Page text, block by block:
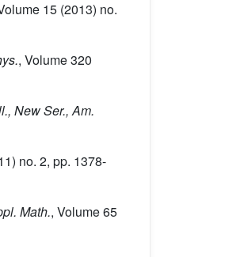
15 (2013) no.
, Volume 320
New Ser., Am.
no. 2, pp. 1378-
Math., Volume 65